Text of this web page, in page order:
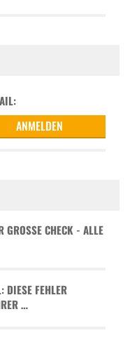
CHECK - ALLE D
DIESE FEHLER
…